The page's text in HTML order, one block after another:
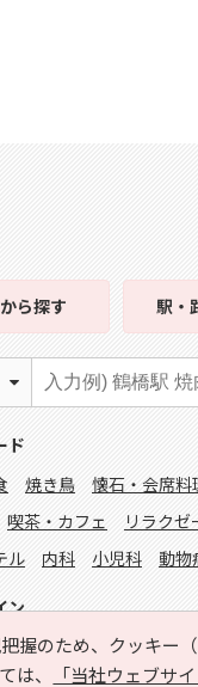
握のため、クッキー
は、
「当社ウェブサ
から探す 駅・
ド
焼き鳥 懐石・会席料
喫茶・カフェ リラクゼ
ル
内科 小児科 動物
ン